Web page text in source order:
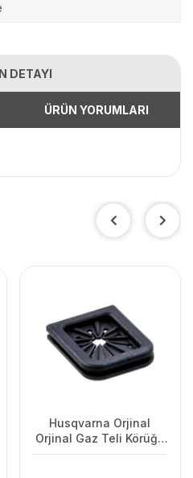
DETAYI
ÜRÜN YORUMLARI
Husqvarna Orjinal
Orjinal Gaz Teli Körüğü